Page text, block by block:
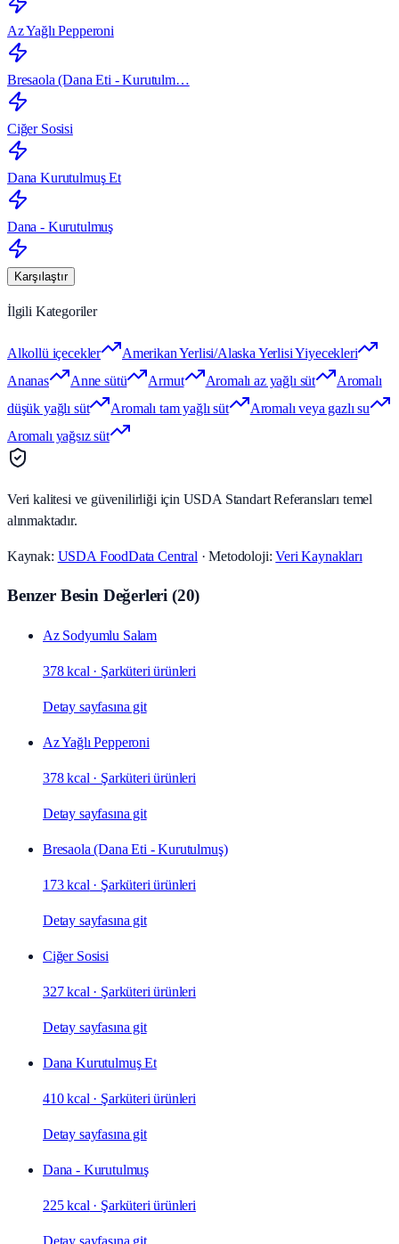
Az Yağlı Pepperoni
Bresaola (Dana Eti - Kurutulm…
Ciğer Sosisi
Dana Kurutulmuş Et
Dana - Kurutulmuş
Karşılaştır
İlgili Kategoriler
Alkollü içecekler
Amerikan Yerlisi/Alaska Yerlisi Yiyecekleri
Ananas
Anne sütü Armut Aromalı az yağlı süt
Aromalı
düşük yağlı süt
Aromalı tam yağlı süt
Aromalı veya gazlı su
Aromalı yağsız süt
Veri kalitesi ve güvenilirliği için USDA Standart Referansları temel
alınmaktadır.
Kaynak: USDA FoodData Central · Metodoloji:Veri Kaynakları
Benzer Besin Değerleri (20)
Az Sodyumlu Salam
378 kcal · Şarküteri ürünleri
Detay sayfasına git
Az Yağlı Pepperoni
378 kcal · Şarküteri ürünleri
Detay sayfasına git
Bresaola (Dana Eti - Kurutulmuş)
173 kcal · Şarküteri ürünleri
Detay sayfasına git
Ciğer Sosisi
327 kcal · Şarküteri ürünleri
Detay sayfasına git
Dana Kurutulmuş Et
410 kcal · Şarküteri ürünleri
Detay sayfasına git
Dana - Kurutulmuş
225 kcal · Şarküteri ürünleri
Detay sayfasına git